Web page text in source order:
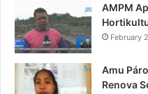
AMPM
February
Amu
Renova